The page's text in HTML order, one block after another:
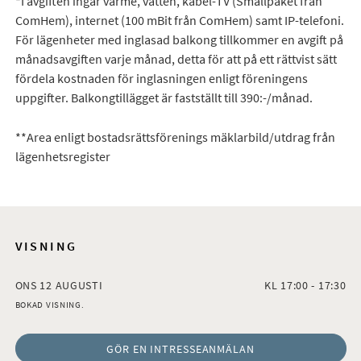
ComHem), internet (100 mBit från ComHem) samt IP-telefoni.
För lägenheter med inglasad balkong tillkommer en avgift på
månadsavgiften varje månad, detta för att på ett rättvist sätt
fördela kostnaden för inglasningen enligt föreningens
uppgifter. Balkongtillägget är fastställt till 390:-/månad.
**Area enligt bostadsrättsförenings mäklarbild/utdrag från
lägenhetsregister
VISNING
ONS 12 AUGUSTI KL 17:00 - 17:30
BOKAD VISNING.
GÖR EN INTRESSEANMÄLAN